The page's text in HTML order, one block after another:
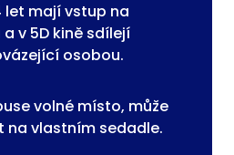
let mají vstup na
v 5D kině sdílejí
osobou.
volné místo, může
na vlastním sedadle.